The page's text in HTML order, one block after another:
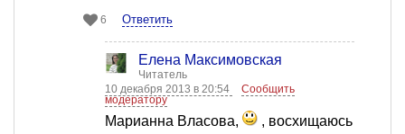
6 Ответить
Елена Максимовская
Читатель
10 декабря 2013 в 20:54
Сообщить
модератору
Марианна Власова,
, восхищаюсь